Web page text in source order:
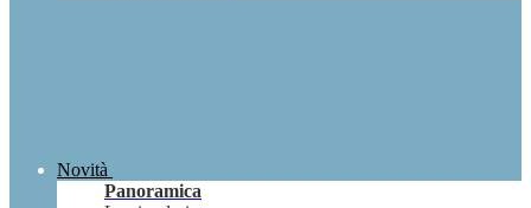
Novità
Panoramica